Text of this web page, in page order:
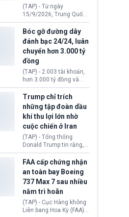
đến ổ dịch Salmonella
khiến ít nhất 110 người
mắc bệnh tại bang
Minnesota.
(TAP) - Từ ngày
15/9/2026, Trung Quốc
áp dụng quy định mới về
quản lý xuất nhập cảnh.
Một hành vi vi phạm giấy
tờ, xuất nhập cảnh trái
phép hay liên quan kiểm
soát công nghệ có thể
khiến công dân Trung
Quốc đối mặt lệnh cấm
xuất cảnh kéo dài tới 3
năm. Trong khi đó, người
nước ngoài sử dụng giấy
tờ giả có nguy cơ bị từ
chối nhập cảnh hoặc
cấm vào Trung Quốc tới
5 năm.
Bóc gỡ đường dây
đánh bạc 24/24, luân
chuyển hơn 3.000 tỷ
đồng
(TAP) - 2.003 tài khoản,
hơn 3.000 tỷ đồng và
một đường dây đánh
bạc xuyên quốc gia vận
hành 24/24 giờ vừa bị
Công an TP. Hải Phòng
(Việt Nam) bóc gỡ.
Trump chỉ trích
những tập đoàn dầu
khí thu lợi lớn nhờ
cuộc chiến ở Iran
(TAP) - Tổng thống
Donald Trump tin rằng, 2
tập đoàn dầu khí
ExxonMobil và Chevron
đã thu về lợi nhuận quá
lớn nhờ giá dầu tăng
mạnh suốt thời gian Hoa
Kỳ xảy ra xung đột ở
Iran. Trên cơ sở đó, lãnh
đạo Nhà Trắng kêu gọi
các doanh nghiệp cần
FAA cấp chứng nhận
an toàn bay Boeing
737 Max 7 sau nhiều
năm trì hoãn
(TAP) - Cục Hàng không
Liên bang Hoa Kỳ (FAA)